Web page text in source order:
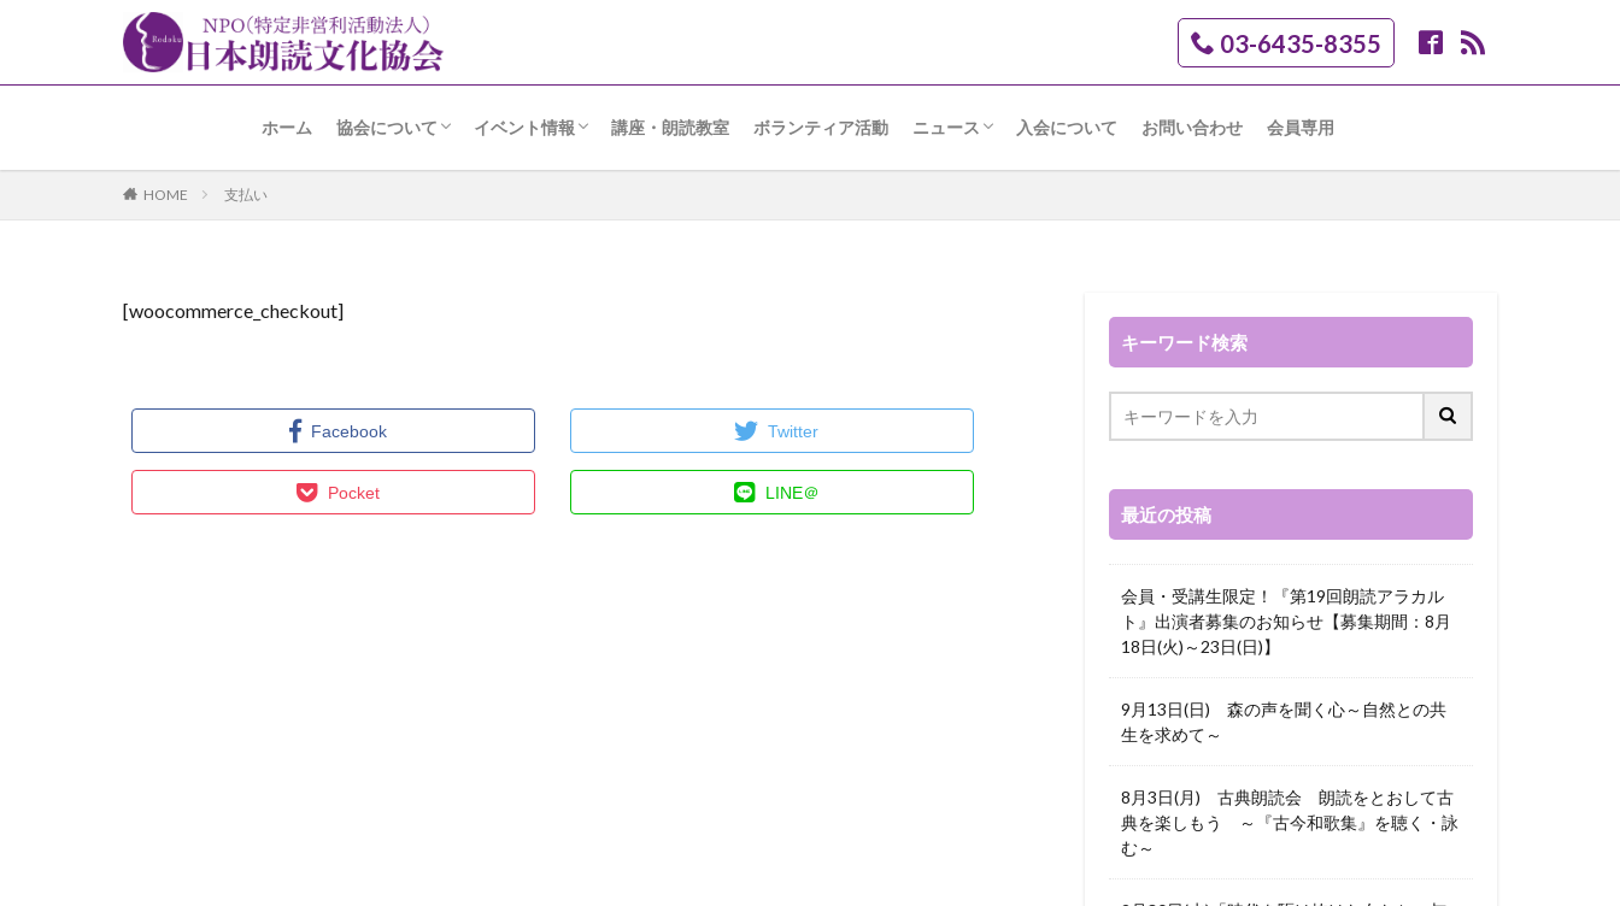
03-6435-8355
ホーム 協会について
名誉会長 加賀美先生よりメッセージ
趣旨・経緯
あゆみ
事業内容
アクセス
イベント情報
朗読の日
朗読コンクール・座談会
アラカルト
高輪朗読会
その他
講座・朗読教室 ボランティア活動 ニュース
朗読ニュース
協会だより
入会について お問い合わせ 会員専用
HOME 支払い
[woocommerce_checkout]
Facebook Twitter
Pocket LINE＠
キーワード検索
最近の投稿
会員・受講生限定！『第19回朗読アラカル
ト』出演者募集のお知らせ【募集期間：8月
18日(火)～23日(日)】
9月13日(日) 森の声を聞く心～自然との共
生を求めて～
8月3日(月) 古典朗読会 朗読をとおして古
典を楽しもう ～『古今和歌集』を聴く・詠
む～